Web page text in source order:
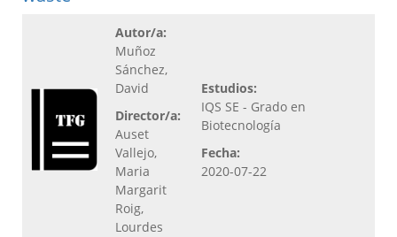
Autor/a:
Muñoz
Sánchez,
David
Director/a:
Auset
Vallejo,
Maria
Margarit
Roig,
Lourdes
Estudios:
IQS SE - Grado en
Biotecnología
Fecha:
2020-07-22